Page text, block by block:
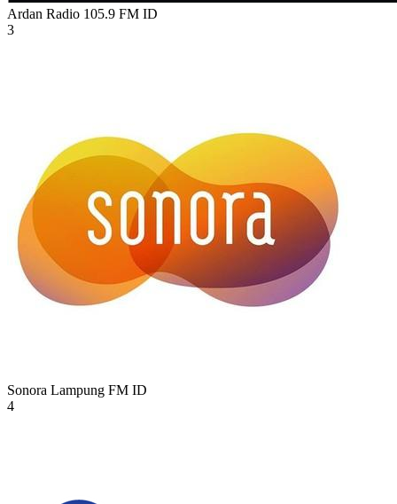
Ardan Radio 105.9 FM ID
3
Sonora Lampung FM ID
4